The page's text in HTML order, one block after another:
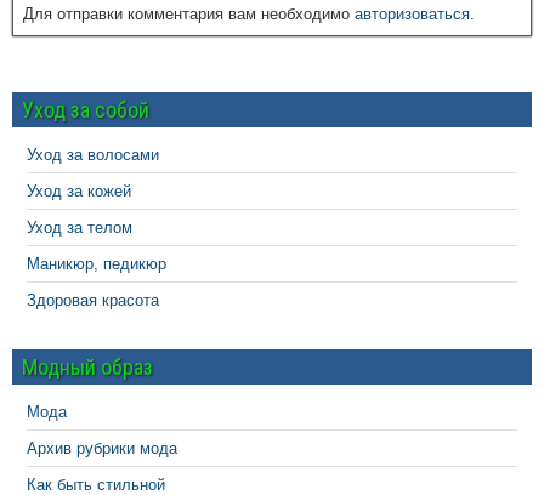
Для отправки комментария вам необходимо авторизоваться.
Уход за собой
Уход за волосами
Уход за кожей
Уход за телом
Маникюр, педикюр
Здоровая красота
Модный образ
Мода
Архив рубрики мода
Как быть стильной